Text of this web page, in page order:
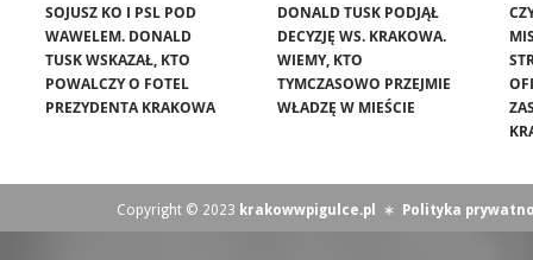
SOJUSZ KO I PSL POD
WAWELEM. DONALD
TUSK WSKAZAŁ, KTO
POWALCZY O FOTEL
PREZYDENTA KRAKOWA
DONALD TUSK PODJĄŁ
DECYZJĘ WS. KRAKOWA.
WIEMY, KTO
TYMCZASOWO PRZEJMIE
WŁADZĘ W MIEŚCIE
Copyright © 2023 krakowwpigulce.pl ∗ Polityka